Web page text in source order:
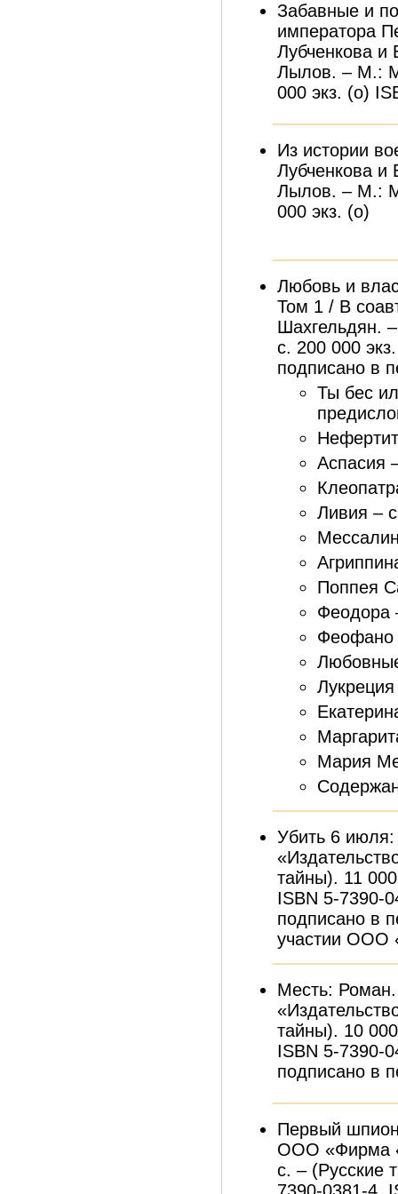
Забавные и
императора
Лубченкова
Лылов. – М.:
000 экз. (о)
Из истории
Лубченкова
Лылов. – М.:
000 экз. (о)
Любовь и
Том 1 / В
Шахгельдян.
с. 200 000
подписано в
Ты бес
Аспасия
Ливия –
Поппея
Феодора
Феофано
Мария
Убить 6
тайны). 11
ISBN 5-7390-
подписано в
участии ООО
Месть:
тайны). 10
ISBN 5-7390-
подписано в
Первый
ООО «Фирма
с. – (Русские